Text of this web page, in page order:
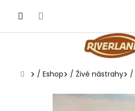
Domov
/ Eshop / Živé nástrahy /